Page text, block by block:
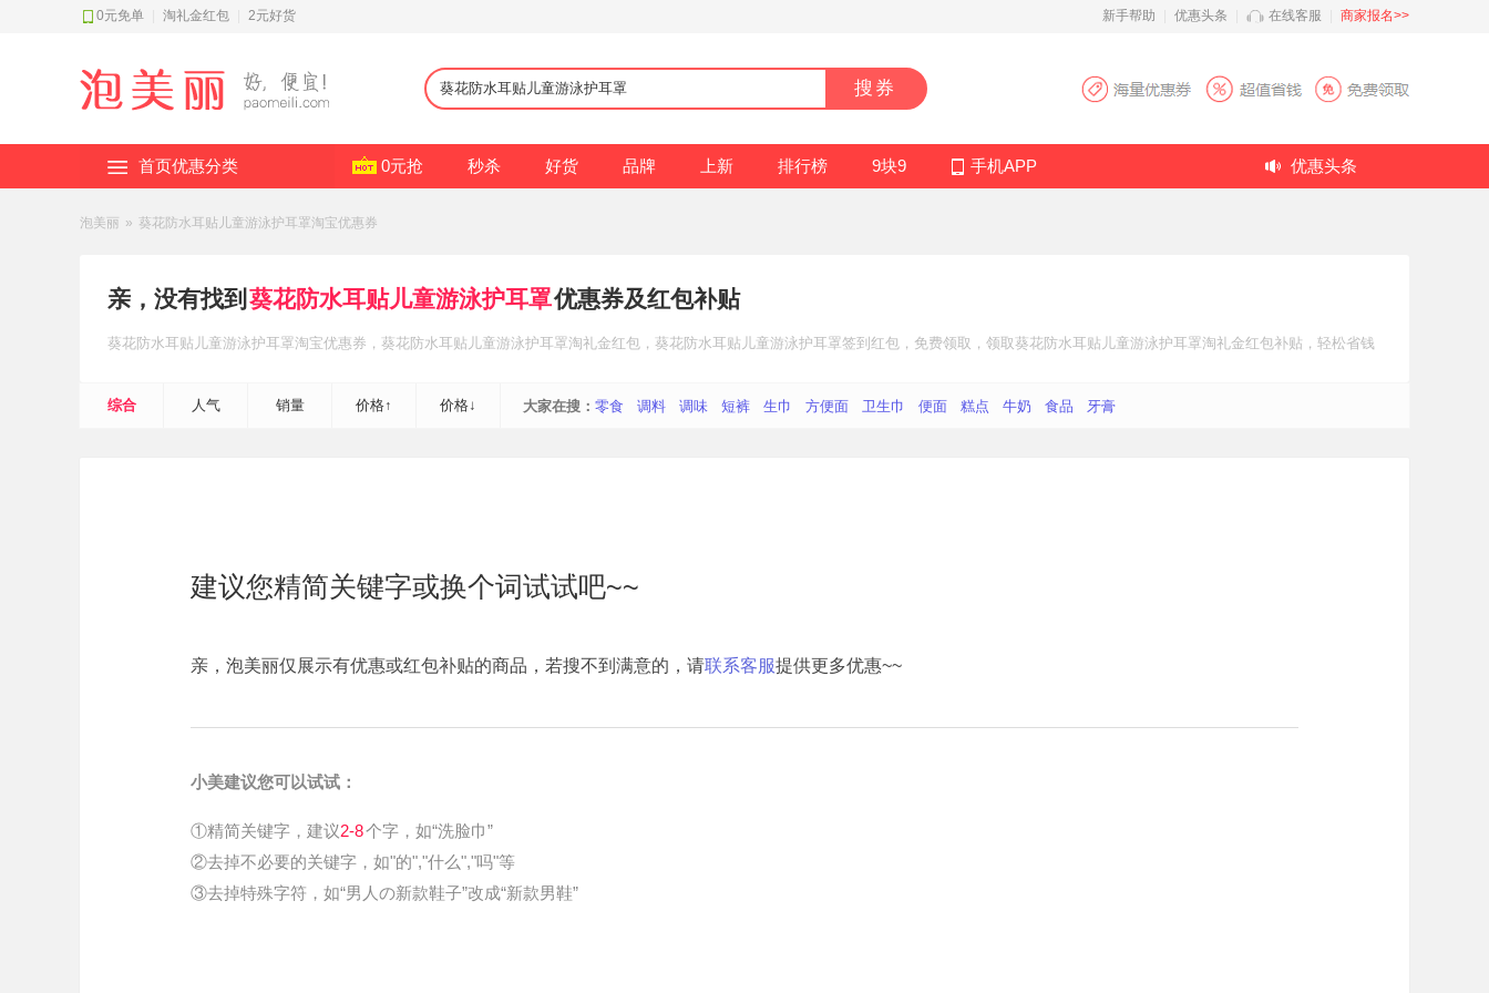
0元免单 淘礼金红包 2元好货 新手帮助 优惠头条 在线客服 商家报名>>
搜券
首页优惠分类 0元抢 秒杀 好货 品牌 上新 排行榜 9块9 手机APP 优惠头条
泡美丽 » 葵花防水耳贴儿童游泳护耳罩淘宝优惠券
亲，没有找到 葵花防水耳贴儿童游泳护耳罩优惠券及红包补贴
葵花防水耳贴儿童游泳护耳罩淘宝优惠券 ，葵花防水耳贴儿童游泳护耳罩淘礼金红包 ，葵花防水耳贴儿童游泳护耳罩签到红包 ，免费领取，领取葵花防水耳贴儿童游泳护耳罩淘礼金红包补贴 ，轻松省钱
综合 人气 销量 价格↑ 价格↓ 大家在搜： 零食 调料 调味 短裤 生巾 方便面 卫生巾 便面 糕点 牛奶 食品 牙膏
建议您精简关键字或换个词试试吧~~
亲，泡美丽仅展示有优惠或红包补贴的商品，若搜不到满意的，请联系客服提供更多优惠~~
小美建议您可以试试：
①精简关键字，建议2-8个字，如“洗脸巾”
②去掉不必要的关键字，如"的","什么","吗"等
③去掉特殊字符，如“男人の新款鞋子”改成“新款男鞋”